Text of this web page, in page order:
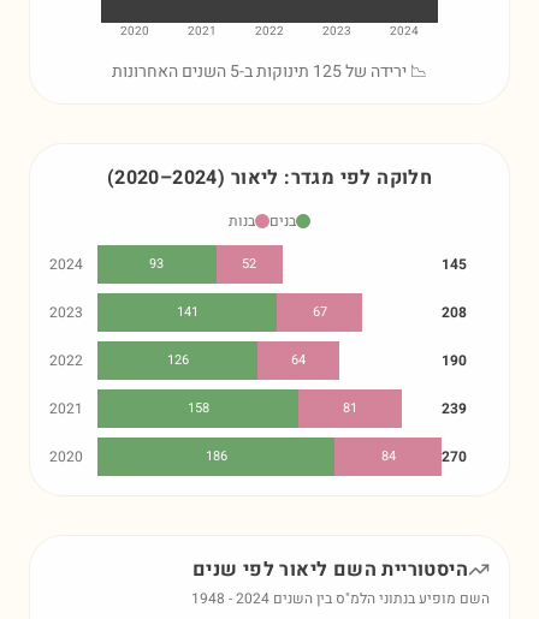
2024
2023
2022
2021
2020
📉 ירידה של 125 תינוקות ב-5 השנים האחרונות
חלוקה לפי מגדר: ליאור (2020–2024)
בנים
בנות
2024
93 52 145
2023 141 67 208
2022 126 64 190
2021 158 81 239
2020 186 84 270
היסטוריית השם ליאורלפי שנים
השם מופיע בנתוני הלמ"ס בין השנים 1948 -2024